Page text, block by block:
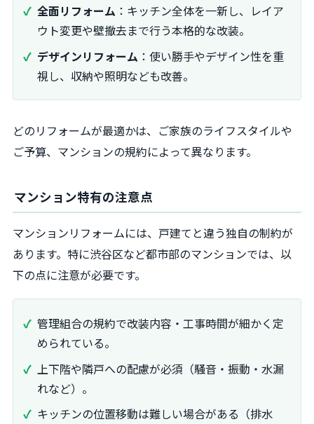
全面リフォーム ：キッチン全体を一新し、レイア
ウト変更や壁撤去まで行う本格的な改装。
デザインリフォーム ：使い勝手やデザイン性を重
視し、収納や照明なども改善。
どのリフォームが最適かは、ご家族のライフスタイルや
ご予算、マンションの規約によって異なります。
マンション特有の注意点
マンションリフォームには、戸建てと違う独自の制約が
あります。特に渋谷区など都市部のマンションでは、以
下の点に注意が必要です。
管理組合の規約で改装内容・工事時間が細かく定
められている。
上下階や隣戸への配慮が必須（騒音・振動・水漏
れなど）。
キッチンの位置移動は難しい場合がある（排水